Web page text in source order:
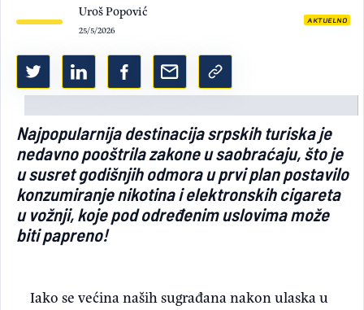
Light/Dark mode
Uroš Popović
25/5/2026
AKTUELNO
Najpopularnija destinacija srpskih turiska je
nedavno pooštrila zakone u saobraćaju, što je
u susret godišnjih odmora u prvi plan postavilo
konzumiranje nikotina i elektronskih cigareta
u vožnji, koje pod određenim uslovima može
biti papreno!
Iako se većina naših sugrađana nakon ulaska u